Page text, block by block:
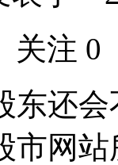
关注 0
东还
市网